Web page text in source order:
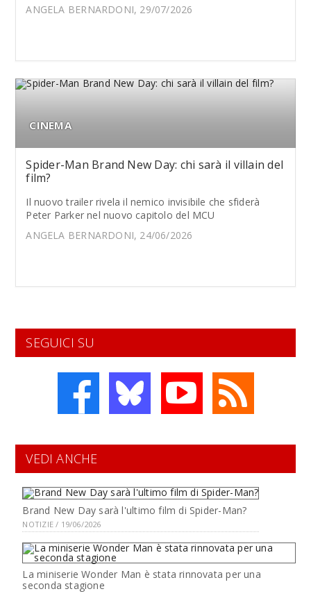
ANGELA BERNARDONI, 29/07/2026
CINEMA
Spider-Man Brand New Day: chi sarà il villain del
film?
Il nuovo trailer rivela il nemico invisibile che sfiderà
Peter Parker nel nuovo capitolo del MCU
ANGELA BERNARDONI, 24/06/2026
SEGUICI SU
VEDI ANCHE
Brand New Day sarà l'ultimo film di Spider-Man?
NOTIZIE / 19/06/2026
La miniserie Wonder Man è stata rinnovata per una
seconda stagione